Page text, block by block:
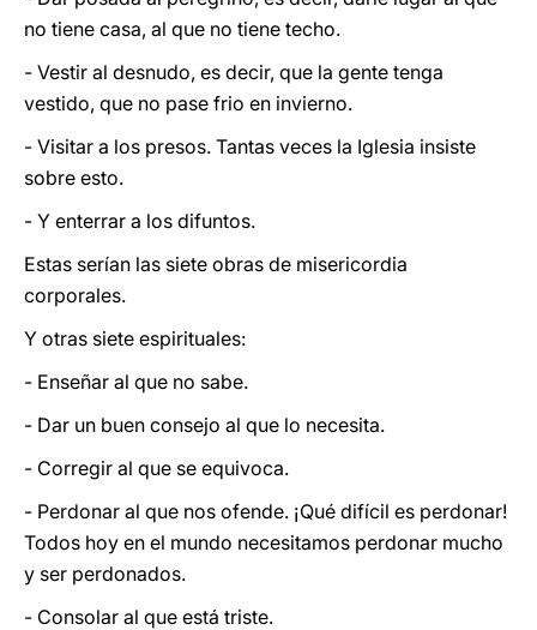
no tiene casa, al que no tiene techo.
- Vestir al desnudo, es decir, que la gente tenga
vestido, que no pase frio en invierno.
- Visitar a los presos. Tantas veces la Iglesia insiste
sobre esto.
- Y enterrar a los difuntos.
Estas serían las siete obras de misericordia
corporales.
Y otras siete espirituales:
- Enseñar al que no sabe.
- Dar un buen consejo al que lo necesita.
- Corregir al que se equivoca.
- Perdonar al que nos ofende. ¡Qué difícil es perdonar!
Todos hoy en el mundo necesitamos perdonar mucho
y ser perdonados.
- Consolar al que está triste.